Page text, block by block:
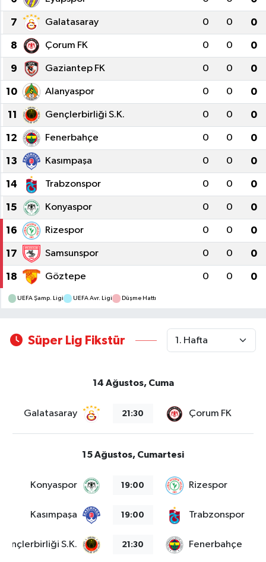
7 Galatasaray 0 0 0
8 Çorum FK 0 0 0
9 Gaziantep FK 0 0 0
10 Alanyaspor 0 0 0
11 Gençlerbirliği S.K. 0 0 0
12 Fenerbahçe 0 0 0
13 Kasımpaşa 0 0 0
14 Trabzonspor 0 0 0
15 Konyaspor 0 0 0
16 Rizespor 0 0 0
17 Samsunspor 0 0 0
18 Göztepe 0 0 0
UEFA Şamp. Ligi UEFA Avr. Ligi Düşme Hattı
Süper Lig Fikstür
14 Ağustos, Cuma
Galatasaray 21:30 Çorum FK
15 Ağustos, Cumartesi
Konyaspor 19:00 Rizespor
Kasımpaşa 19:00 Trabzonspor
S.K. 21:30 Fenerbahçe
Magazin
Özel Haber
Sağlık
Siyaset
Son Dakika
Spor